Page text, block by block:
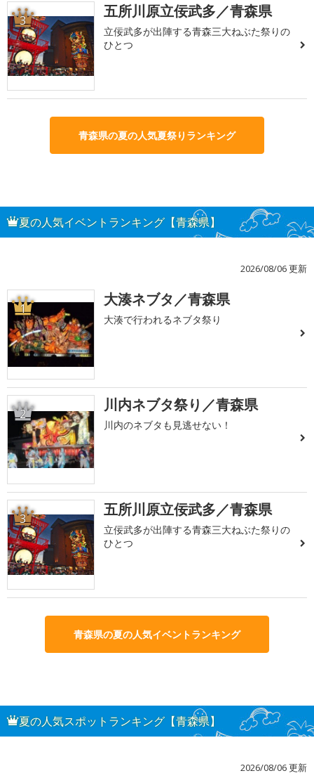
3 五所川原立佞武多／青森県
立佞武多が出陣する青森三大ねぶた祭りの
ひとつ
青森県の夏の人気夏祭りランキング
夏の人気イベントランキング【青森県】
2026/08/06 更新
1 大湊ネブタ／青森県
大湊で行われるネブタ祭り
2 川内ネブタ祭り／青森県
川内のネブタも見逃せない！
3 五所川原立佞武多／青森県
立佞武多が出陣する青森三大ねぶた祭りの
ひとつ
青森県の夏の人気イベントランキング
夏の人気スポットランキング【青森県】
2026/08/06 更新